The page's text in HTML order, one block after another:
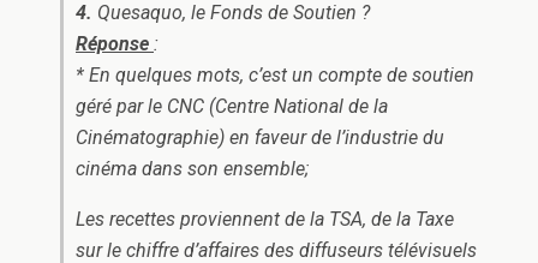
4. Quesaquo, le Fonds de Soutien ?
Réponse :
* En quelques mots, c’est un compte de soutien
géré par le CNC (Centre National de la
Cinématographie) en faveur de l’industrie du
cinéma dans son ensemble;
Les recettes proviennent de la TSA, de la Taxe
sur le chiffre d’affaires des diffuseurs télévisuels